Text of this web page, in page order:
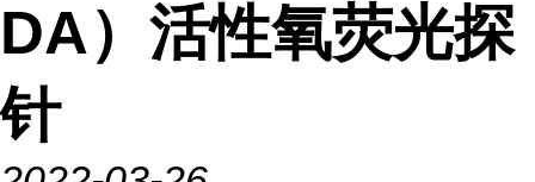
DA）活性氧荧光探
针